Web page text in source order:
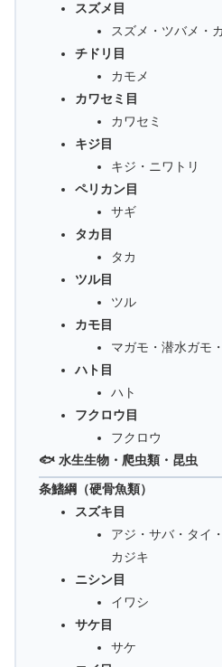
スズメ目
スズメ・ツバメ・
チドリ目
カモメ
カワセミ目
カワセミ
キジ目
キジ・ニワトリ
ペリカン目
サギ
タカ目
タカ
ツル目
ツル
カモ目
マガモ・潜水ガモ
ハト目
ハト
フクロウ目
フクロウ
🐟 水生生物・爬虫類・昆虫
条鰭綱（硬骨魚類）
スズキ目
アジ・サバ・タイ
カジキ
ニシン目
イワシ
サケ目
サケ